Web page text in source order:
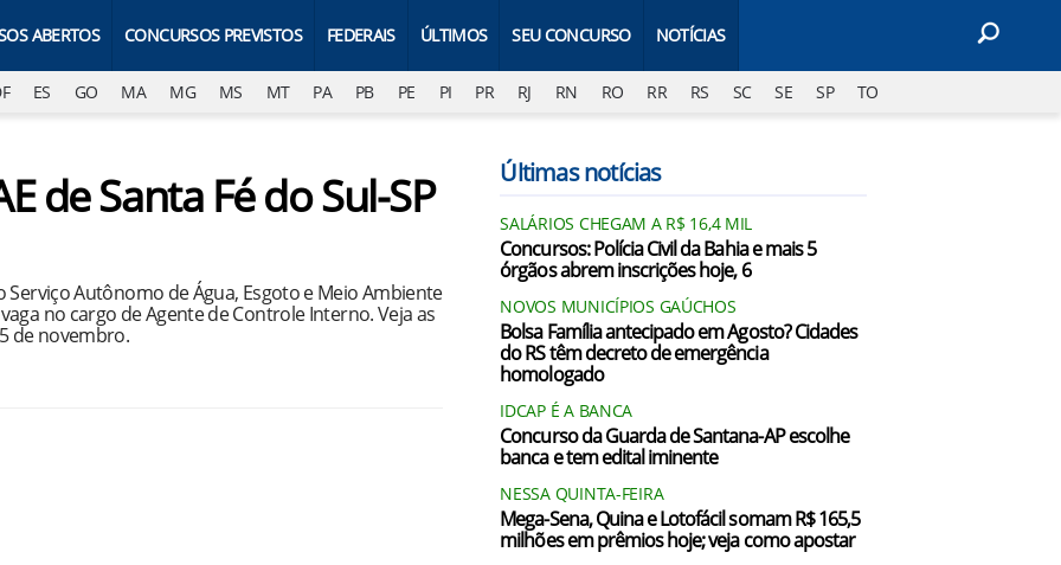
ABERTOS CONCURSOS PREVISTOS FEDERAIS ÚLTIMOS SEU CONCURSO NOTÍCIAS
ES GO MA MG MS MT PA PB PE PI PR RJ RN RO RR RS SC SE SP TO
de Santa Fé do Sul-SP
Autônomo de Água, Esgoto e Meio Ambiente
no cargo de Agente de Controle Interno. Veja as
de novembro.
Últimas notícias
SALÁRIOS CHEGAM A R$ 16,4 MIL
Concursos: Polícia Civil da Bahia e mais 5
órgãos abrem inscrições hoje, 6
NOVOS MUNICÍPIOS GAÚCHOS
Bolsa Família antecipado em Agosto? Cidades
do RS têm decreto de emergência
homologado
IDCAP É A BANCA
Concurso da Guarda de Santana-AP escolhe
banca e tem edital iminente
NESSA QUINTA-FEIRA
Mega-Sena, Quina e Lotofácil somam R$ 165,5
milhões em prêmios hoje; veja como apostar